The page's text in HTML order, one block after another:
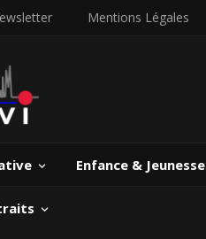
Mentions Légales
Enfance & Jeunesse